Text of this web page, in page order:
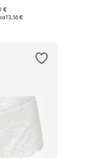
M, L, XL, XXL
€
13,16 €